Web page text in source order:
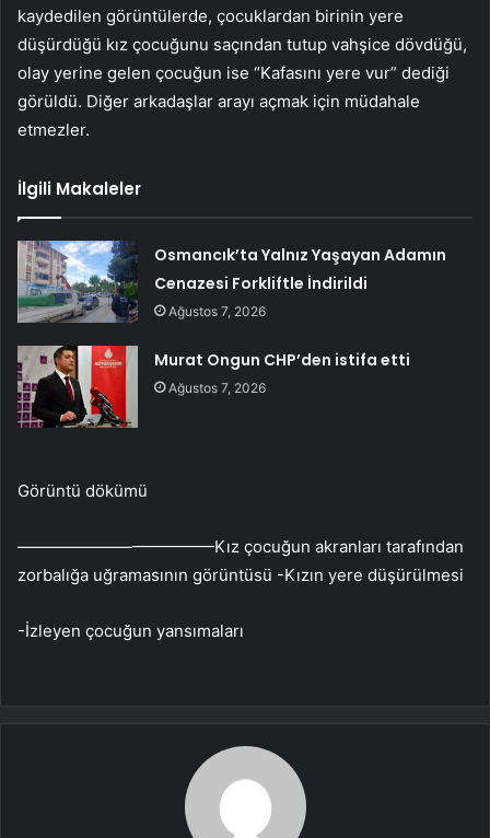
kaydedilen görüntülerde, çocuklardan birinin yere
düşürdüğü kız çocuğunu saçından tutup vahşice dövdüğü,
olay yerine gelen çocuğun ise “Kafasını yere vur” dediği
görüldü. Diğer arkadaşlar arayı açmak için müdahale
etmezler.
İlgili Makaleler
Osmancık’ta Yalnız Yaşayan Adamın
Cenazesi Forkliftle İndirildi
Ağustos 7, 2026
Murat Ongun CHP’den istifa etti
Ağustos 7, 2026
Görüntü dökümü
————————————Kız çocuğun akranları tarafından
zorbalığa uğramasının görüntüsü -Kızın yere düşürülmesi
-İzleyen çocuğun yansımaları